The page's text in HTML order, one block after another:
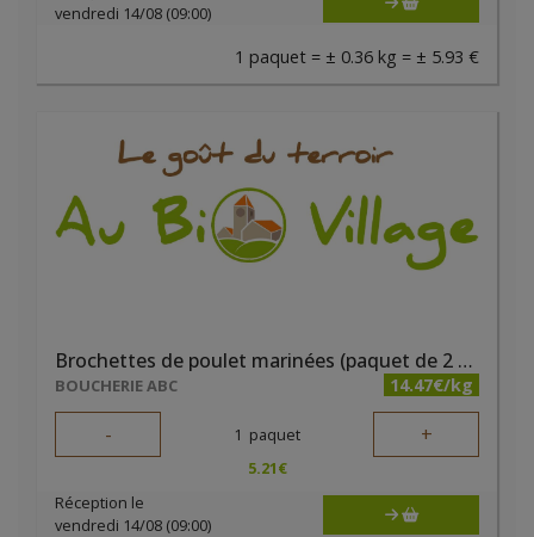
vendredi 14/08 (09:00)
1 paquet = ± 0.36 kg = ± 5.93 €
Brochettes de poulet marinées (paquet de 2 pièces) - Boucherie ABC
BOUCHERIE ABC 14.47€/kg
- 1 paquet +
5.21€
Réception le
vendredi 14/08 (09:00)